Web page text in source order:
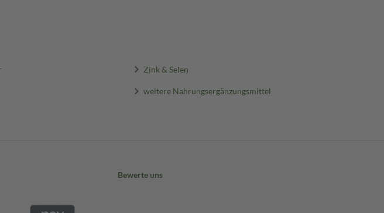
Zink & Selen
weitere Nahrungsergänzungsmittel
Bewerte uns